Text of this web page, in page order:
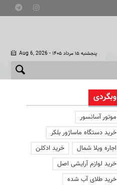
Aug 6, 2026 - پنجشنبه ۱۵ مرداد ۱۴۰۵
وبگردی
موتور آسانسور
خرید دستگاه ماساژور بلکر
اجاره ویلا شمال
خرید ادکلن
خرید لوازم آرایشی اصل
خرید طلای آب شده